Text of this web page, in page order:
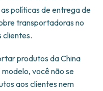
políticas de entrega de
transportadoras no
clientes.
produtos da China
modelo, você não se
aos clientes nem